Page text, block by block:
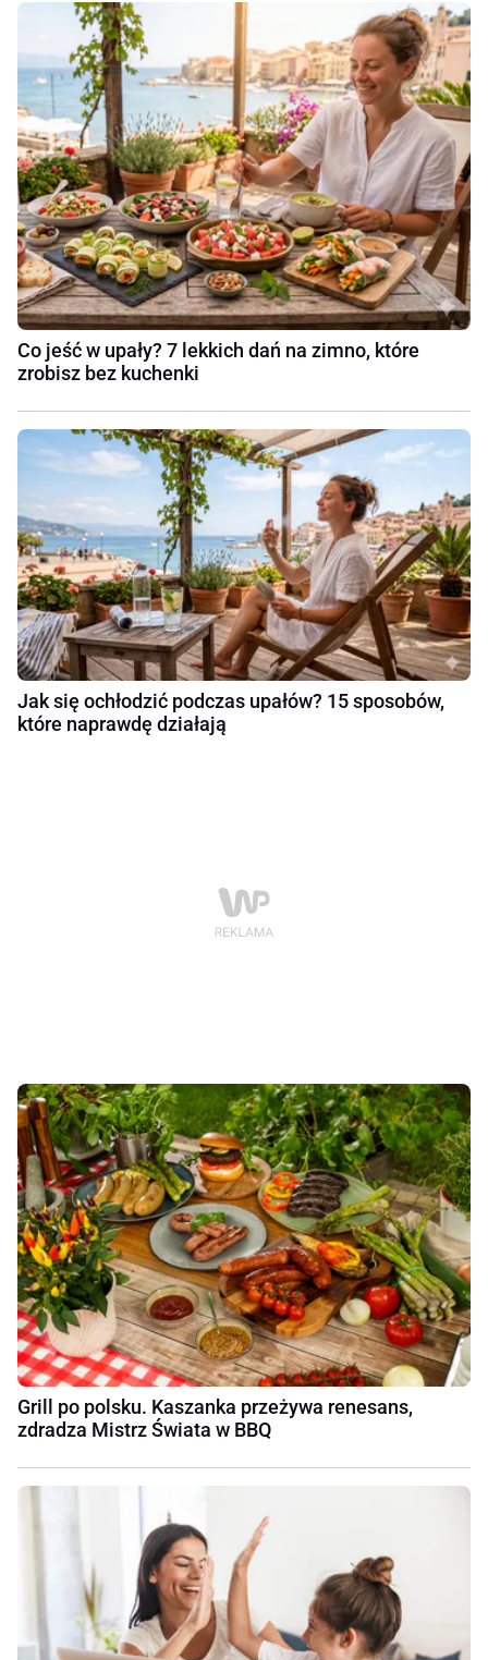
Co jeść w upały? 7 lekkich dań na zimno, które
zrobisz bez kuchenki
Jak się ochłodzić podczas upałów? 15 sposobów,
które naprawdę działają
Grill po polsku. Kaszanka przeżywa renesans,
zdradza Mistrz Świata w BBQ